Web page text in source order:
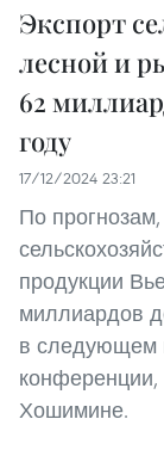
Экспорт
лесной и
62
году
17/12/2024 23:21
По
продукции
миллиардов
в следующем
Хошимине.